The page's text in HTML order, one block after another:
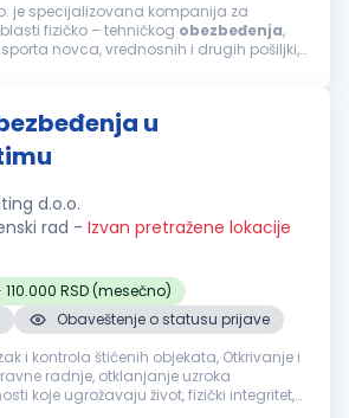
je specijalizovana kompanija za
fizičko – tehničkog obezbeđenja,
novca, vrednosnih i drugih pošiljki,
u
d.o.o.
rad - Izvan pretražene lokacije
RSD (mesečno)
Obaveštenje o statusu prijave
radnje, otklanjanje uzroka
koje ugrožavaju život, fizički integritet,